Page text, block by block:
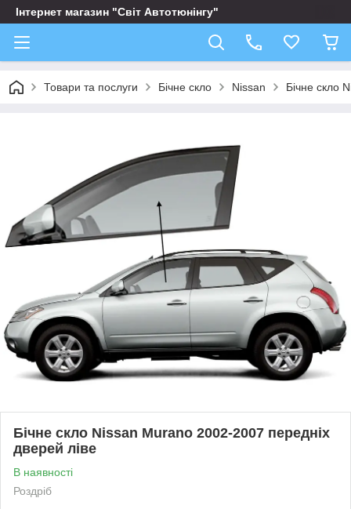
Інтернет магазин "Світ Автотюнінгу"
Товари та послуги Бічне скло Nissan Бічне скло
Бічне скло Nissan Murano 2002-2007 передніх
дверей ліве
В наявності
Роздріб